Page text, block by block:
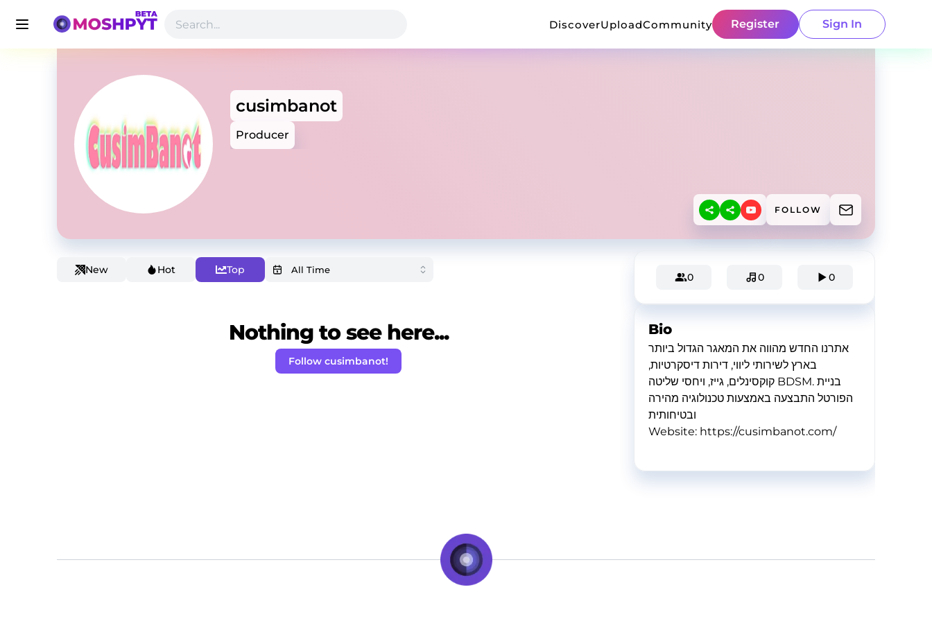
DiscoverUploadCommunity Register Sign In
cusimbanot
Producer
FOLLOW
New Hot Top
Nothing to see here...
Follow cusimbanot!
0 0 0
Bio
אתרנו החדש מהווה את המאגר הגדול ביותר
בארץ לשירותי ליווי, דירות דיסקרטיות,
קוקסינלים, גייז, ויחסי שליטה BDSM. בניית
הפורטל התבצעה באמצעות טכנולוגיה מהירה
ובטיחותית
Website: https://cusimbanot.com/